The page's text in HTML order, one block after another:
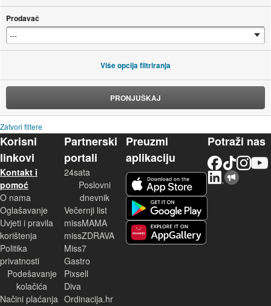
Prodavač
Više opcija filtriranja
PRONJUŠKAJ
Zatvori filtere
Korisni
linkovi
Kontakt i
pomoć
O nama
Oglašavanje
Uvjeti i pravila
korištenja
Politika
privatnosti
Podešavanje
kolačića
Načini plaćanja
Partnerski
portali
24sata
Poslovni
dnevnik
Večernji list
missMAMA
missZDRAVA
Miss7
Gastro
Pixsell
Diva
Ordinacija.hr
Preuzmi
aplikaciju
Potraži nas